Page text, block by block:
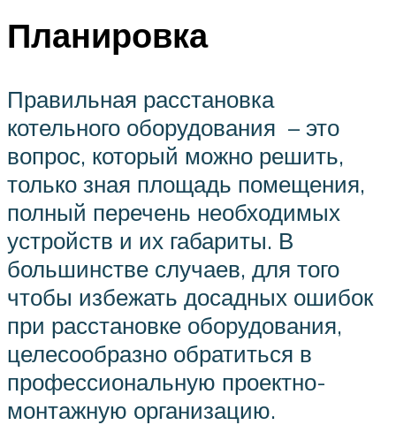
Планировка
Правильная расстановка
котельного оборудования – это
вопрос, который можно решить,
только зная площадь помещения,
полный перечень необходимых
устройств и их габариты. В
большинстве случаев, для того
чтобы избежать досадных ошибок
при расстановке оборудования,
целесообразно обратиться в
профессиональную проектно-
монтажную организацию.